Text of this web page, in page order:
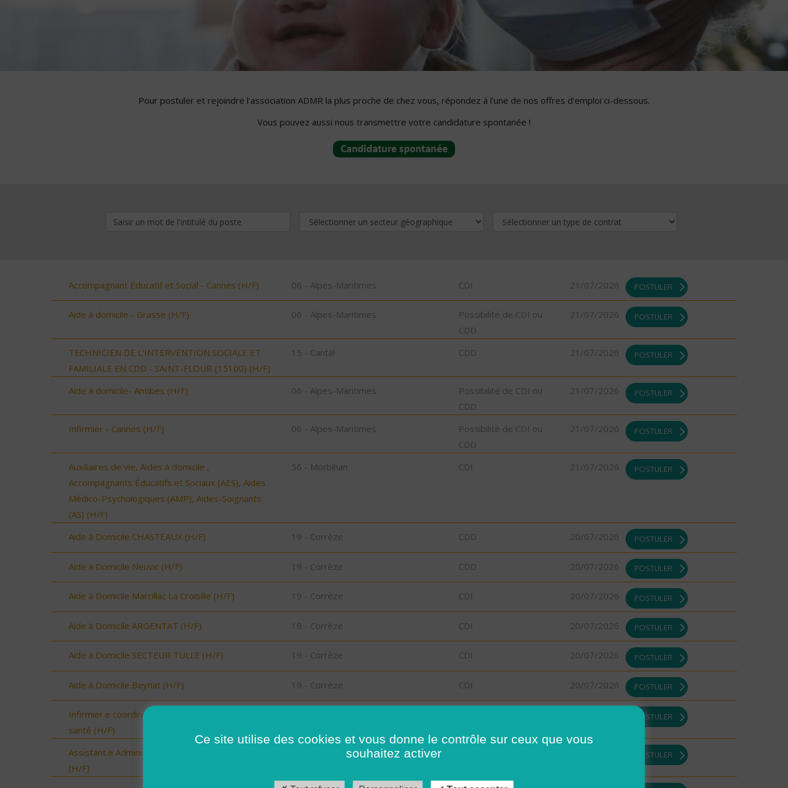
Pour postuler et rejoindre l'association ADMR la plus proche de chez vous, répondez à l'une de nos offres d'emploi ci-dessous.
Vous pouvez aussi nous transmettre votre candidature spontanée !
Accompagnant Educatif et Social - Cannes (H/F) 06 - Alpes-Maritimes CDI 21/07/2026 POSTULER
Aide à domicile - Grasse (H/F) 06 - Alpes-Maritimes
Possibilité de CDI ou
CDD
21/07/2026 POSTULER
TECHNICIEN DE L'INTERVENTION SOCIALE ET
FAMILIALE EN CDD - SAINT-FLOUR (15100) (H/F)
15 - Cantal CDD 21/07/2026 POSTULER
Aide à domicile- Antibes (H/F) 06 - Alpes-Maritimes
Possibilité de CDI ou
CDD
21/07/2026 POSTULER
Infirmier - Cannes (H/F) 06 - Alpes-Maritimes
Possibilité de CDI ou
CDD
21/07/2026 POSTULER
Auxiliaires de vie, Aides à domicile ,
Accompagnants Éducatifs et Sociaux (AES), Aides
Médico-Psychologiques (AMP), Aides-Soignants
(AS) (H/F)
56 - Morbihan CDI 21/07/2026 POSTULER
Aide à Domicile CHASTEAUX (H/F) 19 - Corrèze CDD 20/07/2026 POSTULER
Aide à Domicile Neuvic (H/F) 19 - Corrèze CDD 20/07/2026 POSTULER
Aide à Domicile Marcillac La Croisille (H/F) 19 - Corrèze CDI 20/07/2026 POSTULER
Aide à Domicile ARGENTAT (H/F) 19 - Corrèze CDI 20/07/2026 POSTULER
Aide à Domicile SECTEUR TULLE (H/F) 19 - Corrèze CDI 20/07/2026 POSTULER
Aide à Domicile Beynat (H/F) 19 - Corrèze CDI 20/07/2026 POSTULER
Infirmier.e coordinateur.rice / Chargé.e de mission
santé (H/F)
POSTULER
Assistant.e Administratif.ve et Facturation - CDD
(H/F)
35 - Ille-et-Vilaine POSTULER
Ce site utilise des cookies et vous donne le contrôle sur ceux que vous
souhaitez activer